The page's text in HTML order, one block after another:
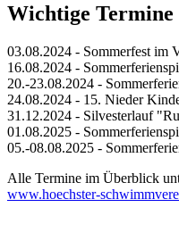
Wichtige Termine
03.08.2024 - Sommerfest im
16.08.2024 -
20.-23.08.2024 -
24.08.2024 - 15. Nieder
31.12.2024 - Silvesterlauf
01.08.2025 -
05.-08.08.2025 -
Alle Termine im Überblick
www.hoechster-